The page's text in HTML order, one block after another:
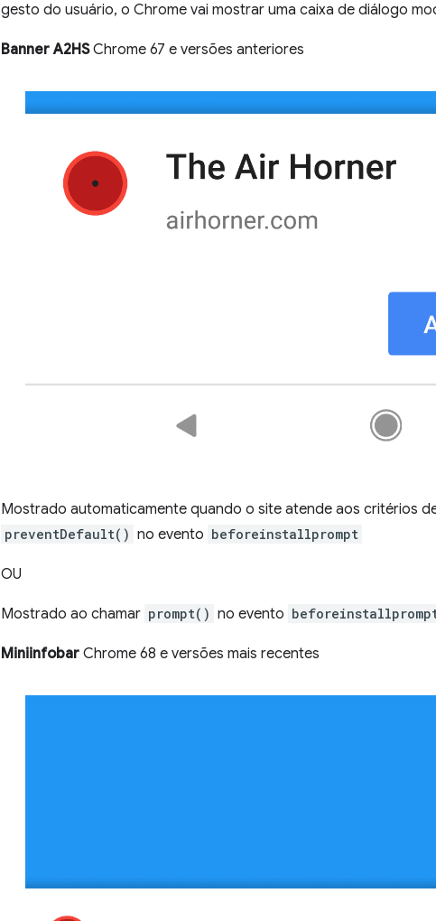
gesto do usuário, o Chrome vai mostrar uma caixa de diálogo
Banner A2HSChrome 67 e versões anteriores
Mostrado automaticamente quando o site atende aos critérios
preventDefault() no evento beforeinstallprompt
OU
Mostrado ao chamar prompt() no evento
Miniinfobar Chrome 68 e versões mais recentes